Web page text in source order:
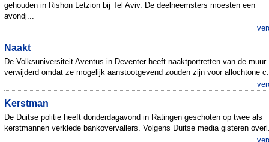
gehouden in Rishon Letzion bij Tel Aviv. De deelneemsters moesten een
avondj...
Naakt
De Volksuniversiteit Aventus in Deventer heeft naaktportretten van de muur
verwijderd omdat ze mogelijk aanstootgevend zouden zijn voor allochtone
Kerstman
De Duitse politie heeft donderdagavond in Ratingen geschoten op twee als
kerstmannen verklede bankovervallers. Volgens Duitse media gisteren